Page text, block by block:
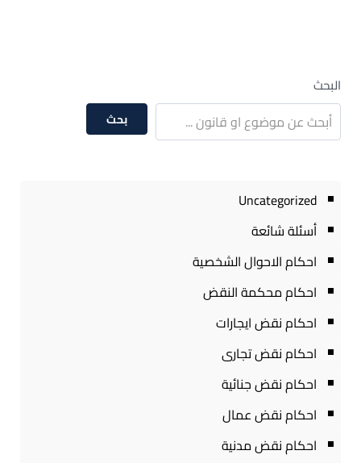
البحث
بحث
Uncategorized
أسئلة شائعة
احكام الاحوال الشخصية
احكام محكمة النقض
احكام نقض ايجارات
احكام نقض تجارى
احكام نقض جنائية
احكام نقض عمال
احكام نقض مدنية